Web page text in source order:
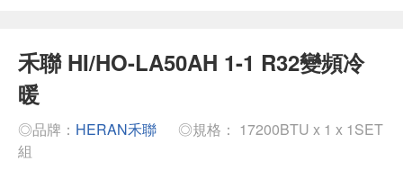
禾聯 HI/HO-LA50AH 1-1 R32變頻冷
暖
◎品牌： HERAN禾聯
◎規格： 17200BTU x 1 x 1SET
組